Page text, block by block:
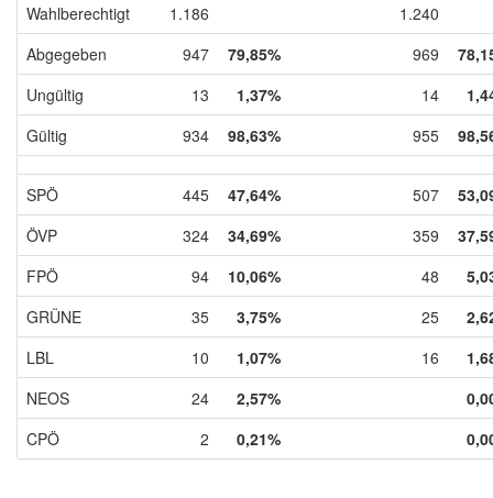
Wahlberechtigt
1.186
1.240
Abgegeben
947 79,85% 969
Ungültig
13 1,37% 14
Gültig
934 98,63% 955
SPÖ 445 47,64% 507
ÖVP
324 34,69% 359
FPÖ
94 10,06% 48
GRÜNE
35 3,75% 25
LBL
10 1,07% 16
NEOS
24 2,57%
CPÖ
2 0,21%